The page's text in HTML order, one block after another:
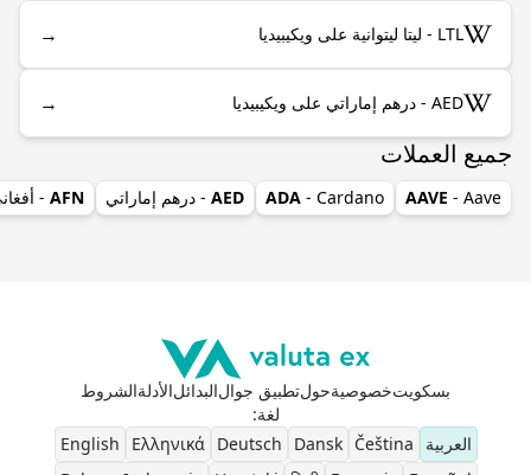
LTL - ليتا ليتوانية على ويكيبيديا →
AED - درهم إماراتي على ويكيبيديا →
جميع العملات
AAVE - Aave
ADA - Cardano
AED - درهم إماراتي AFN
-
بسكويتخصوصيةحولتطبيق جوالالبدائلالأدلةالشروط
لغة:
العربية
Čeština
Dansk
Deutsch
Ελληνικά
English